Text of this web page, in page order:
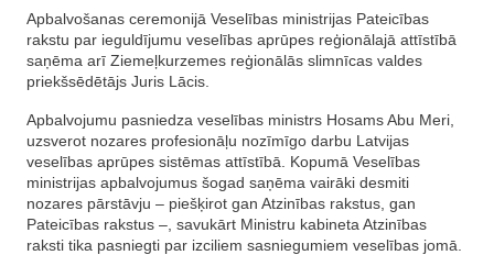
Apbalvošanas ceremonijā Veselības ministrijas Pateicības
rakstu par ieguldījumu veselības aprūpes reģionālajā attīstībā
saņēma arī Ziemeļkurzemes reģionālās slimnīcas valdes
priekšsēdētājs Juris Lācis.
Apbalvojumu pasniedza veselības ministrs Hosams Abu Meri,
uzsverot nozares profesionāļu nozīmīgo darbu Latvijas
veselības aprūpes sistēmas attīstībā. Kopumā Veselības
ministrijas apbalvojumus šogad saņēma vairāki desmiti
nozares pārstāvju – piešķirot gan Atzinības rakstus, gan
Pateicības rakstus –, savukārt Ministru kabineta Atzinības
raksti tika pasniegti par izciliem sasniegumiem veselības jomā.